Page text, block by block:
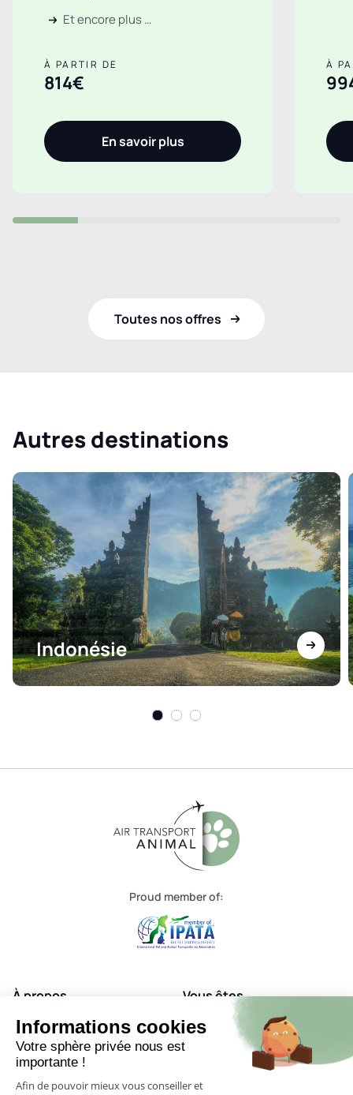
Et encore plus …
À PARTIR DE
814€
En savoir plus
À
Toutes nos offres
Autres destinations
Indonésie
Proud member of:
À propos
Vous êtes
Nos services
Nos destinations
FAQ
Contact
Informations cookies
Votre sphère privée nous est
importante !
Afin de pouvoir mieux vous conseiller et